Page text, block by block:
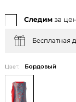
Следим за
Бесплатная
Цвет: Бордовый